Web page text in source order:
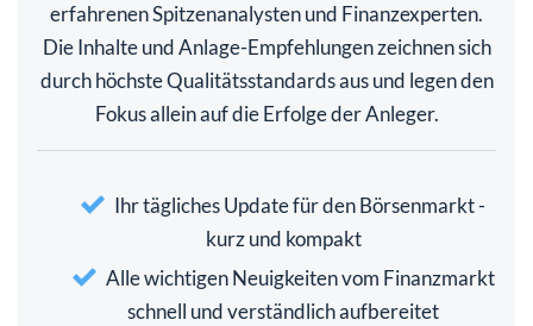
erfahrenen Spitzenanalysten und Finanzexperten.
Die Inhalte und Anlage-Empfehlungen zeichnen sich
durch höchste Qualitätsstandards aus und legen den
Fokus allein auf die Erfolge der Anleger.
Ihr tägliches Update für den Börsenmarkt -
kurz und kompakt
Alle wichtigen Neuigkeiten vom Finanzmarkt
schnell und verständlich aufbereitet